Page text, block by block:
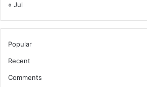
« Jul
Popular
Recent
Comments